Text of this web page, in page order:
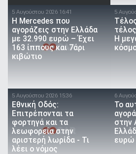
5 Αυγούστου 2026 16:41
Η Mercedes που
αγοράζεις στην Ελλάδα
με 32.990 ευρώ – Έχει
163 ίππους και 7άρι
κιβώτιο
5
Η
5 Αυγούστου 2026 15:36
Εθνική Οδός:
Επιτρέπονται τα
φορτηγά και τα
λεωφορεία στην
αριστερή λωρίδα - Τι
λέει ο νόμος
6
To
στην
ευρώ